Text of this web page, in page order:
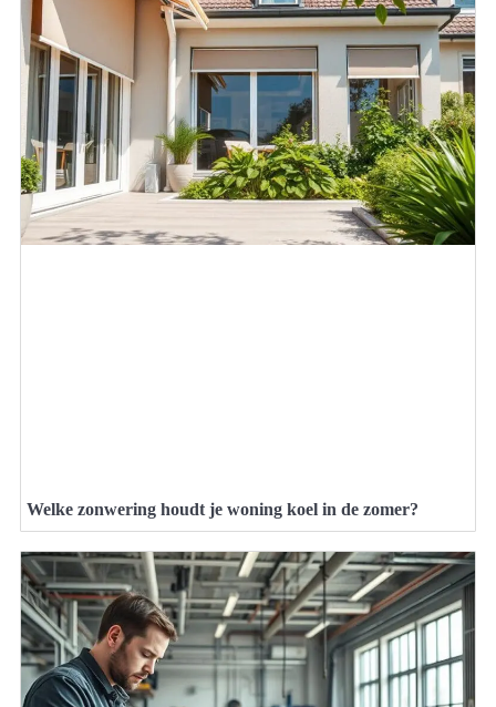
Welke zonwering houdt je woning koel in de zomer?